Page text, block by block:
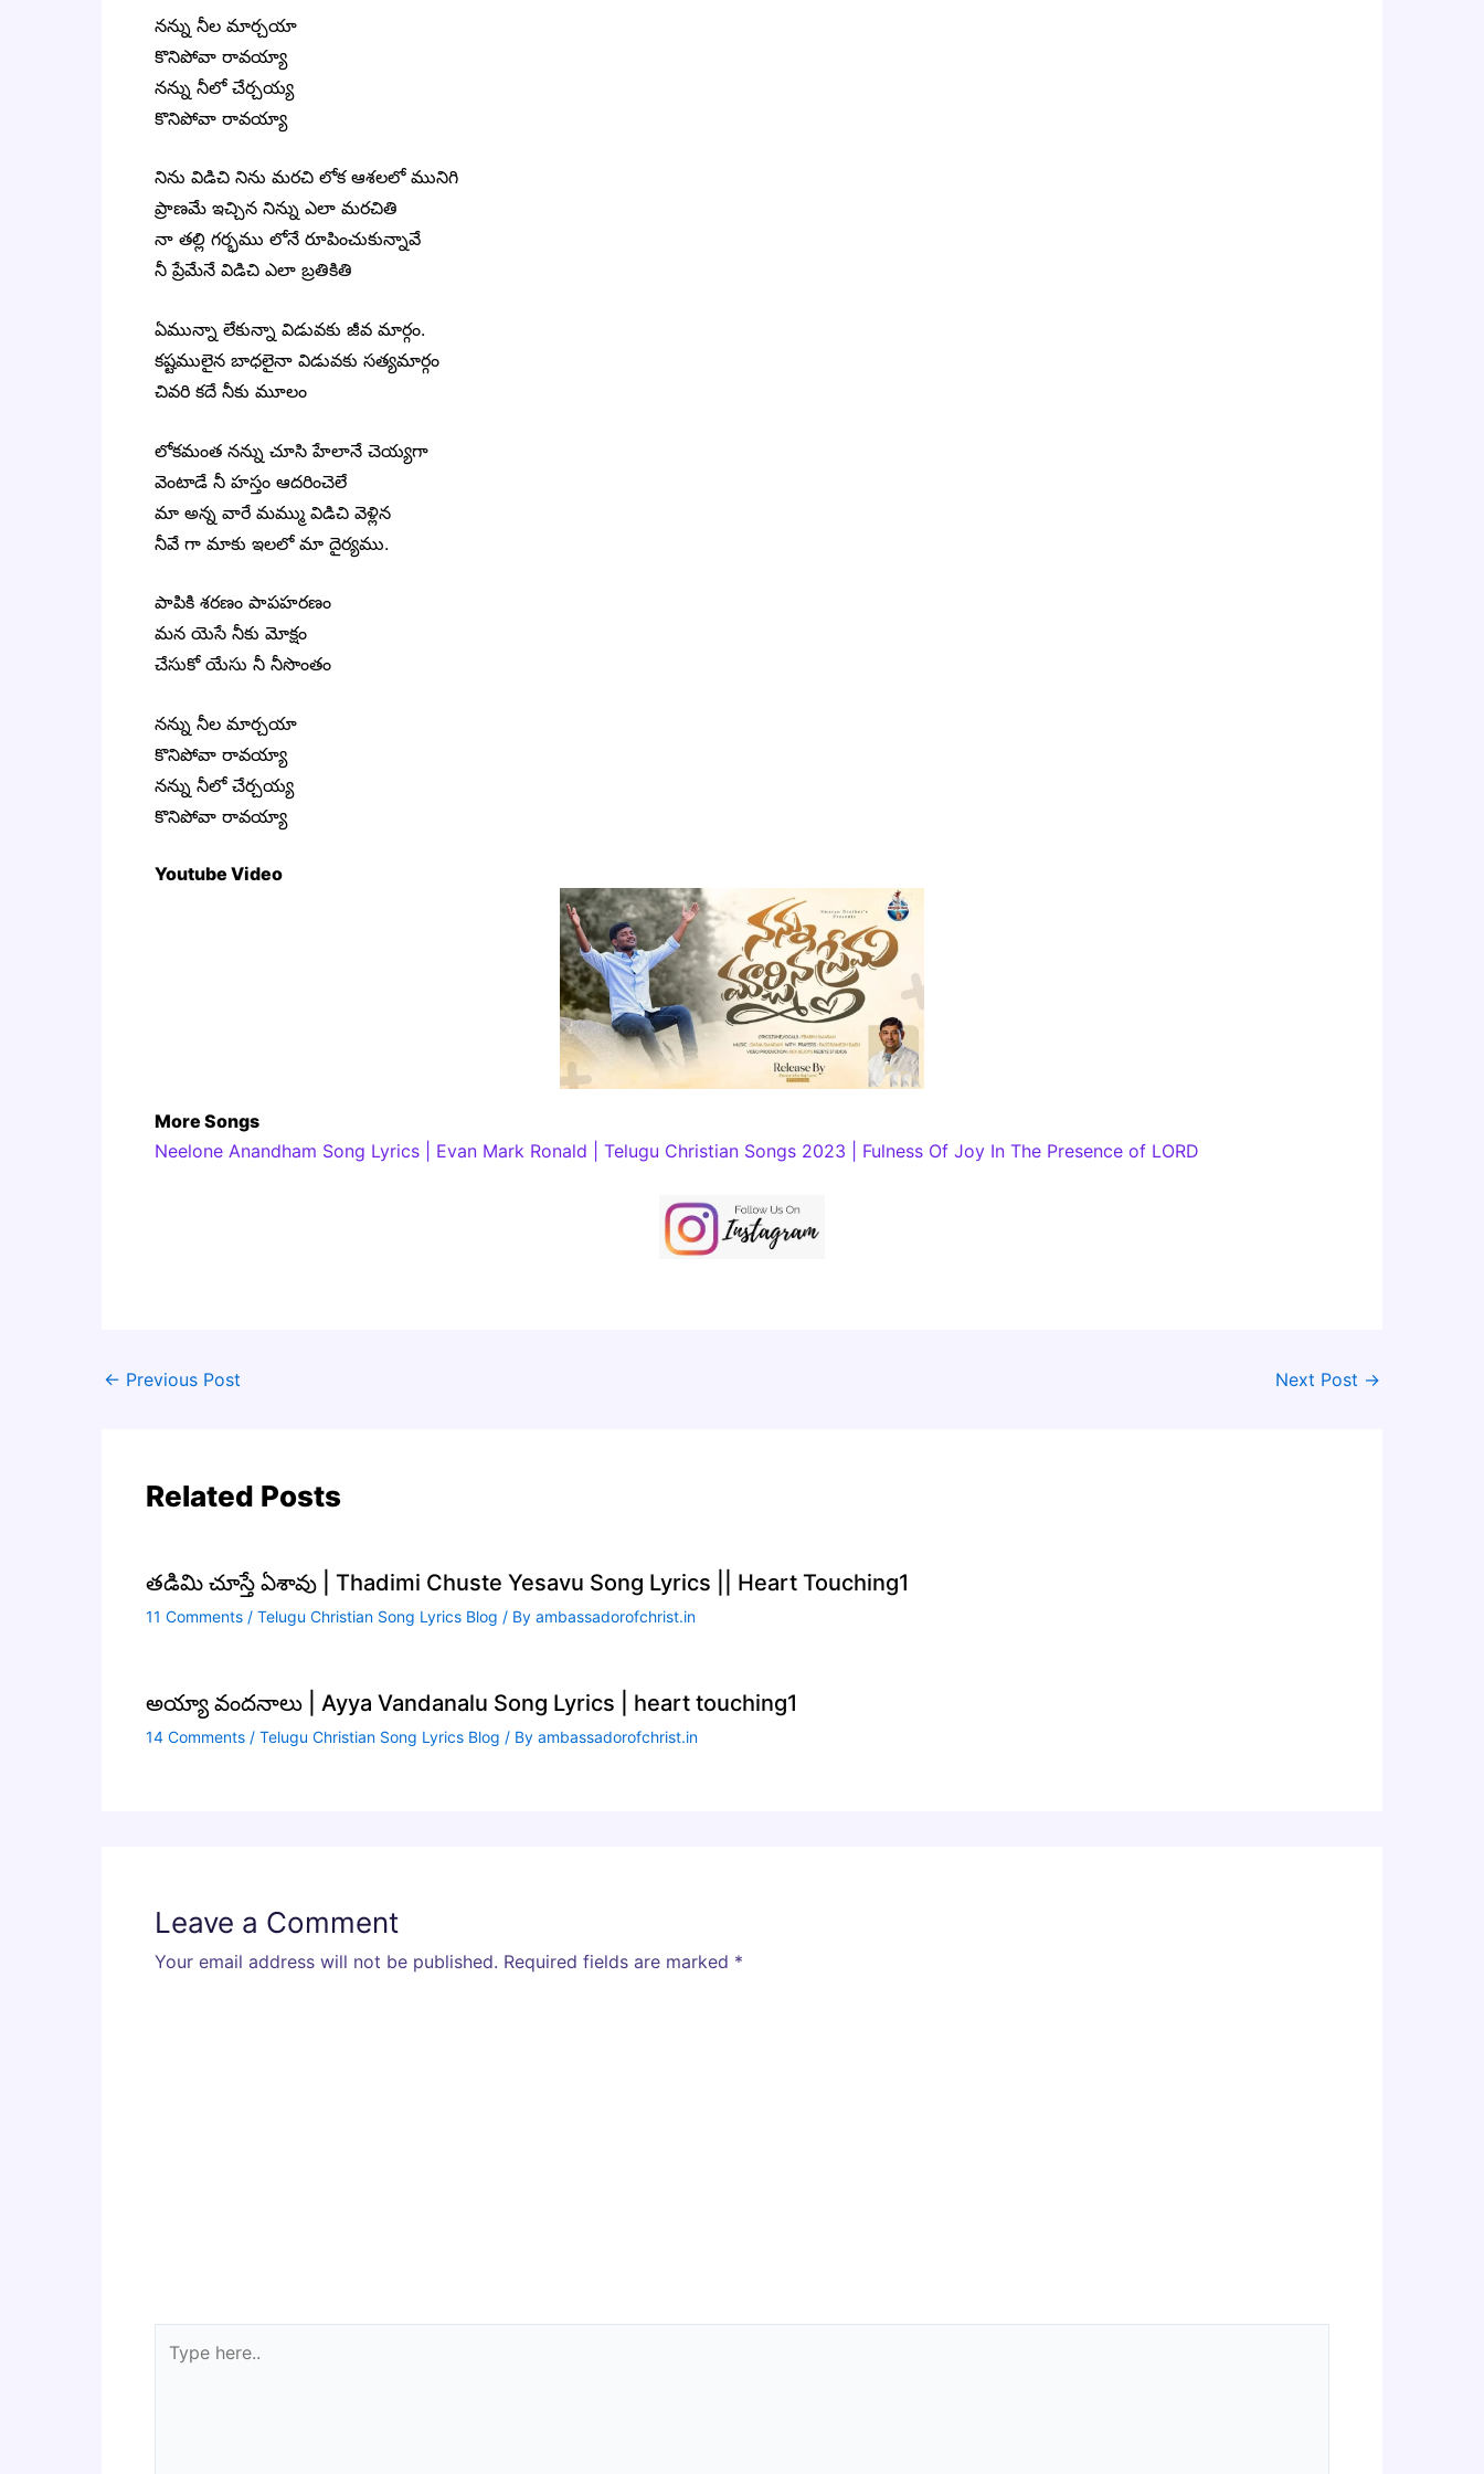
నన్ను నీల మార్చయా
కొనిపోవా రావయ్యా
నన్ను నీలో చేర్చయ్య
కొనిపోవా రావయ్యా
నిను విడిచి నిను మరచి లోక ఆశలలో మునిగి
ప్రాణమే ఇచ్చిన నిన్ను ఎలా మరచితి
నా తల్లి గర్భము లోనే రూపించుకున్నావే
నీ ప్రేమేనే విడిచి ఎలా బ్రతికితి
ఏమున్నా లేకున్నా విడువకు జీవ మార్గం.
కష్టములైన బాధలైనా విడువకు సత్యమార్గం
చివరి కదే నీకు మూలం
లోకమంత నన్ను చూసి హేలానే చెయ్యగా
వెంటాడే నీ హస్తం ఆదరించెలే
మా అన్న వారే మమ్ము విడిచి వెళ్లిన
నీవే గా మాకు ఇలలో మా దైర్యము.
పాపికి శరణం పాపహరణం
మన యెసే నీకు మోక్షం
చేసుకో యేసు నీ నీసొంతం
నన్ను నీల మార్చయా
కొనిపోవా రావయ్యా
నన్ను నీలో చేర్చయ్య
కొనిపోవా రావయ్యా
Youtube Video
More Songs
Neelone Anandham Song Lyrics | Evan Mark Ronald | Telugu Christian Songs 2023 | Fulness Of Joy In The Presence of LORD
← Previous Post Next Post →
Related Posts
తడిమి చూస్తే ఏశావు | Thadimi Chuste Yesavu Song Lyrics || Heart Touching1
11 Comments / Telugu Christian Song Lyrics Blog / By ambassadorofchrist.in
అయ్యా వందనాలు | Ayya Vandanalu Song Lyrics | heart touching1
14 Comments / Telugu Christian Song Lyrics Blog / By ambassadorofchrist.in
Leave a Comment
Your email address will not be published. Required fields are marked *
here..